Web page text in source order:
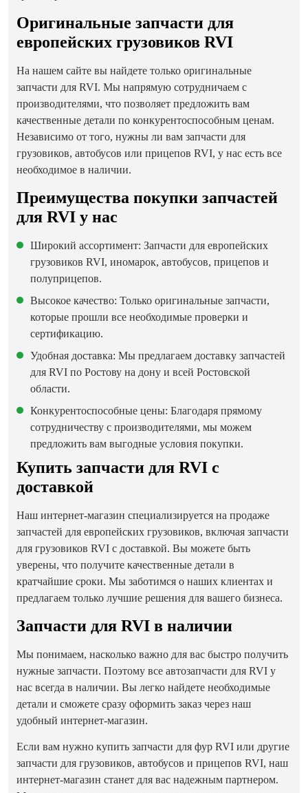
Оригинальные запчасти для
европейских грузовиков RVI
На нашем сайте вы найдете только оригинальные
запчасти для RVI. Мы напрямую сотрудничаем с
производителями, что позволяет предложить вам
качественные детали по конкурентоспособным ценам.
Независимо от того, нужны ли вам запчасти для
грузовиков, автобусов или прицепов RVI, у нас есть все
необходимое в наличии.
Преимущества покупки запчастей
для RVI у нас
Широкий ассортимент: Запчасти для европейских
грузовиков RVI, иномарок, автобусов, прицепов и
полуприцепов.
Высокое качество: Только оригинальные запчасти,
которые прошли все необходимые проверки и
сертификацию.
Удобная доставка: Мы предлагаем доставку запчастей
для RVI по Ростову на дону и всей Ростовской
области.
Конкурентоспособные цены: Благодаря прямому
сотрудничеству с производителями, мы можем
предложить вам выгодные условия покупки.
Купить запчасти для RVI с
доставкой
Наш интернет-магазин специализируется на продаже
запчастей для европейских грузовиков, включая запчасти
для грузовиков RVI с доставкой. Вы можете быть
уверены, что получите качественные детали в
кратчайшие сроки. Мы заботимся о наших клиентах и
предлагаем только лучшие решения для вашего бизнеса.
Запчасти для RVI в наличии
Мы понимаем, насколько важно для вас быстро получить
нужные запчасти. Поэтому все автозапчасти для RVI у
нас всегда в наличии. Вы легко найдете необходимые
детали и сможете сразу оформить заказ через наш
удобный интернет-магазин.
Если вам нужно купить запчасти для фур RVI или другие
запчасти для грузовиков, автобусов и прицепов RVI, наш
интернет-магазин станет для вас надежным партнером.